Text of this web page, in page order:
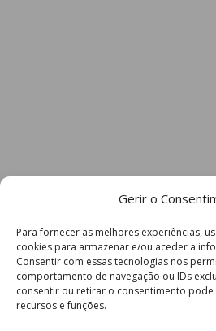
Gerir o
Para fornecer as melhores experiências,
cookies para armazenar e/ou aceder a
Consentir com essas tecnologias nos
comportamento de navegação ou IDs
consentir ou retirar o consentimento
recursos e funções.